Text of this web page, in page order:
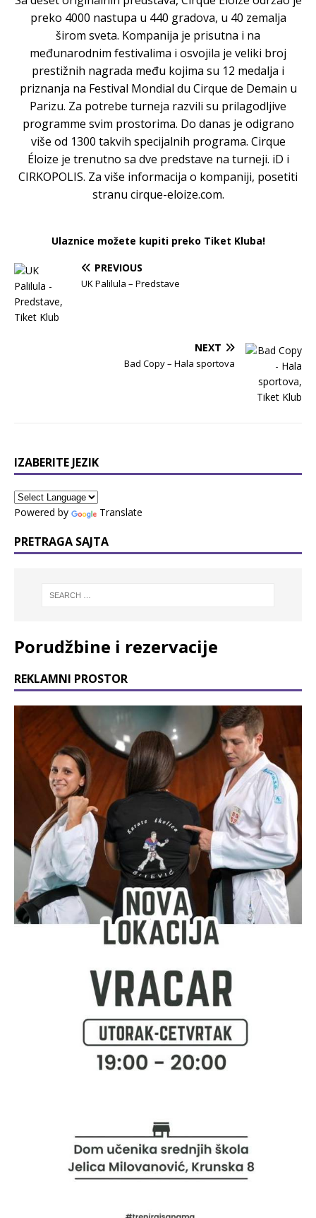
preko 4000 nastupa u 440 gradova, u 40 zemalja
širom sveta. Kompanija je prisutna i na
međunarodnim festivalima i osvojila je veliki broj
prestižnih nagrada među kojima su 12 medalja i
priznanja na Festival Mondial du Cirque de Demain u
Parizu. Za potrebe turneja razvili su prilagodljive
programme svim prostorima. Do danas je odigrano
više od 1300 takvih specijalnih programa. Cirque
Éloize je trenutno sa dve predstave na turneji. iD i
CIRKOPOLIS. Za više informacija o kompaniji, posetiti
stranu cirque-eloize.com.
Ulaznice možete kupiti preko Tiket Kluba!
PREVIOUS
UK Palilula – Predstave
NEXT
Bad Copy – Hala sportova
IZABERITE JEZIK
Powered by Translate
PRETRAGA SAJTA
Porudžbine i rezervacije
REKLAMNI PROSTOR